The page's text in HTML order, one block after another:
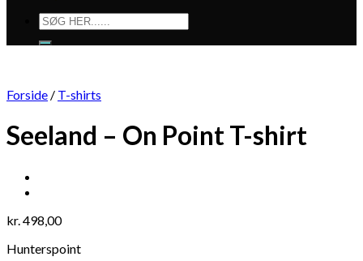
Søg
efter:
Forside / T-shirts
Seeland – On Point T-shirt
kr.498,00
Hunterspoint